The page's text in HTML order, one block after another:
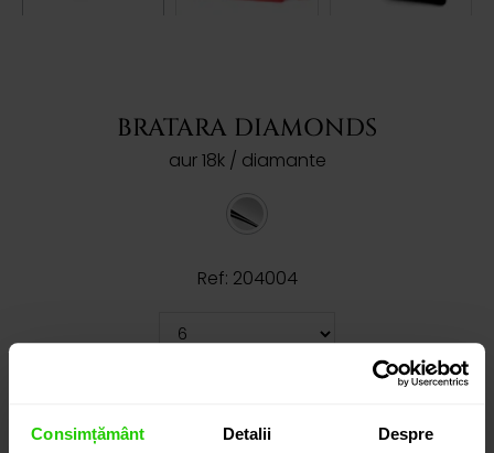
Consimțământ Detalii Despre
BRATARA DIAMONDS
aur 18k / diamante
Ref: 204004
Cauți o altă mărime? CLICK AICI!
18.970